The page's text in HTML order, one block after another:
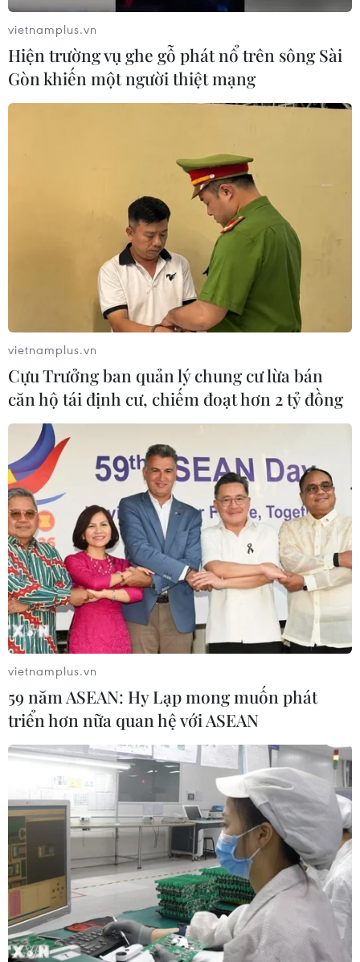
TIN CÙNG CHUYÊN MỤC
Xe tải va chạm xe máy tại Đắk Lắk
làm hai người thương vong
08/08/2026 14:58
vietnamplus.vn
Hiện trường vụ ghe gỗ phát nổ trên sông Sài
Gòn khiến một người thiệt mạng
vietnamplus.vn
Cựu Trưởng ban quản lý chung cư lừa bán
căn hộ tái định cư, chiếm đoạt hơn 2 tỷ đồng
vietnamplus.vn
59 năm ASEAN: Hy Lạp mong muốn phát
triển hơn nữa quan hệ với ASEAN